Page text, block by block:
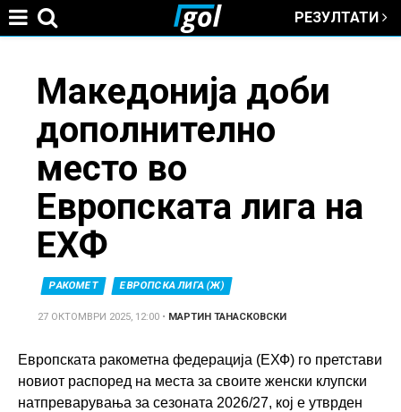
РЕЗУЛТАТИ
here
Македонија доби
дополнително
место во
Европската лига на
ЕХФ
РАКОМЕТ ЕВРОПСКА ЛИГА (Ж)
27 ОКТОМВРИ 2025, 12:00 • МАРТИН ТАНАСКОВСКИ
Европската ракометна федерација (ЕХФ) го претстави
новиот распоред на места за своите женски клупски
натпреварувања за сезоната 2026/27, кој е утврден